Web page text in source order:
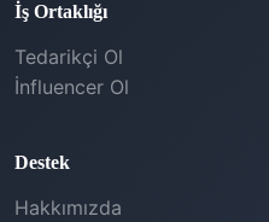
İş Ortaklığı
Tedarikçi Ol
İnfluencer Ol
Destek
Hakkımızda